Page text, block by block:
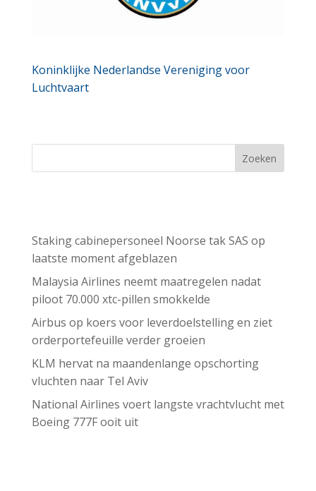
Koninklijke Nederlandse Vereniging voor
Luchtvaart
Zoeken
Staking cabinepersoneel Noorse tak SAS op
laatste moment afgeblazen
Malaysia Airlines neemt maatregelen nadat
piloot 70.000 xtc-pillen smokkelde
Airbus op koers voor leverdoelstelling en ziet
orderportefeuille verder groeien
KLM hervat na maandenlange opschorting
vluchten naar Tel Aviv
National Airlines voert langste vrachtvlucht met
Boeing 777F ooit uit